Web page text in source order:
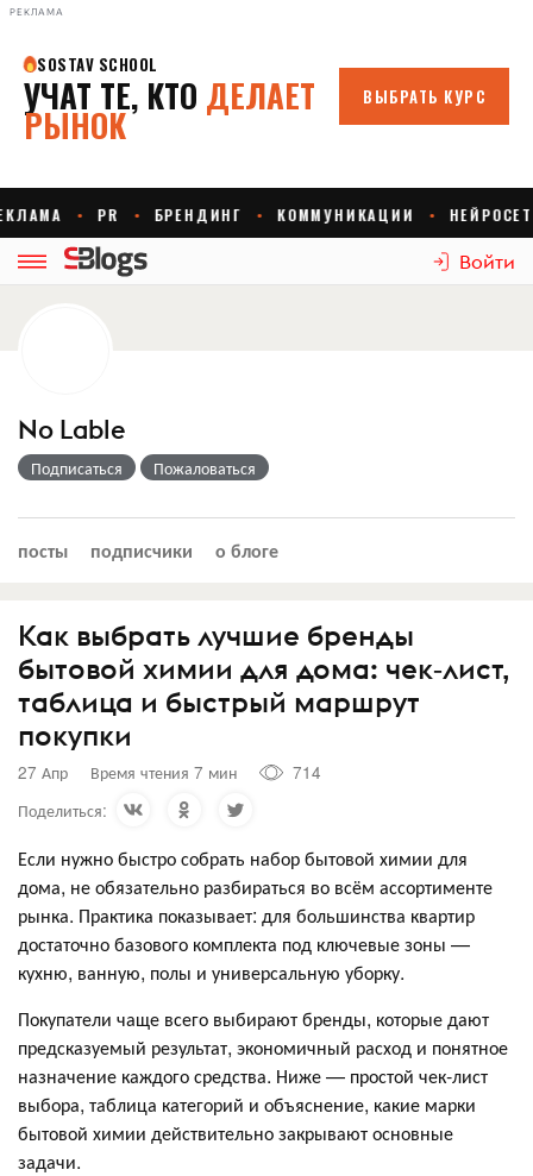
РЕКЛАМА
Войти
No Lable
Подписаться Пожаловаться
посты подписчики о блоге
Как выбрать лучшие бренды
бытовой химии для дома: чек‑лист,
таблица и быстрый маршрут
покупки
27 Апр Время чтения 7 мин
714
Поделиться:
Если нужно быстро собрать набор бытовой химии для
дома, не обязательно разбираться во всём ассортименте
рынка. Практика показывает: для большинства квартир
достаточно базового комплекта под ключевые зоны —
кухню, ванную, полы и универсальную уборку.
Покупатели чаще всего выбирают бренды, которые дают
предсказуемый результат, экономичный расход и понятное
назначение каждого средства. Ниже — простой чек‑лист
выбора, таблица категорий и объяснение, какие марки
бытовой химии действительно закрывают основные
задачи.